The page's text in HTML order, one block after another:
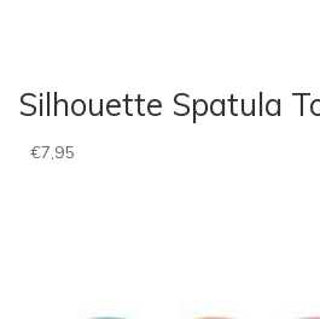
Silhouette Spatula
€7,95